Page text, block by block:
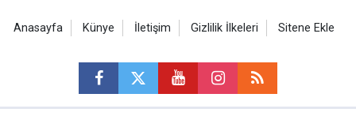
Anasayfa Künye İletişim Gizlilik İlkeleri Sitene Ekle